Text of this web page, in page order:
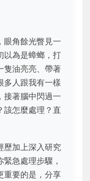
眼角餘光瞥見一
以為是蟑螂，打
油亮亮、帶著
多人跟我有一樣
接著腦中閃過一
該怎麼處理？直
歷加上深入研究
急處理步驟，
重要的是，分享